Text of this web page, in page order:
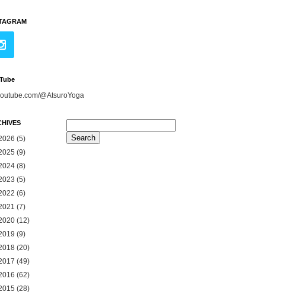
@AtsuroYoga
(5)
(9)
(8)
(5)
(6)
(7)
(12)
(9)
(20)
(49)
(62)
(28)